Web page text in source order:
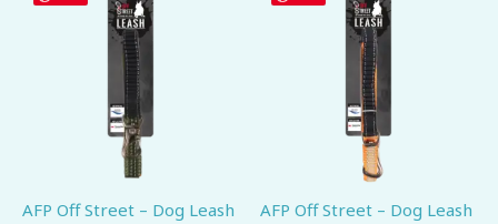
AFP Off Street – Dog Leash
AFP Off Street – Dog Leash